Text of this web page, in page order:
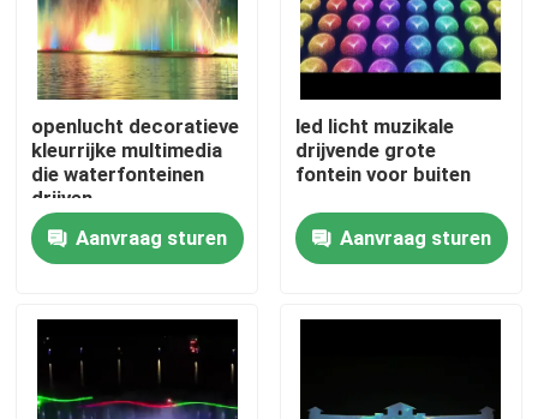
Thuis
openlucht decoratieve
kleurrijke multimedia
die waterfonteinen
drijven
Aanvraag sturen
led licht muzikale
drijvende grote
fontein voor buiten
Aanvraag sturen